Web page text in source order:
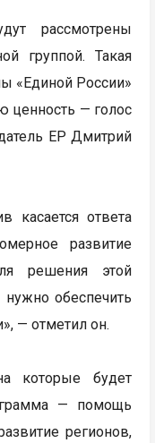
рассмотрены
группой. Такая
«Единой России»
ценность — голос
ЕР Дмитрий
касается ответа
развитие
решения этой
обеспечить
— отметил он.
которые будет
— помощь
регионов,